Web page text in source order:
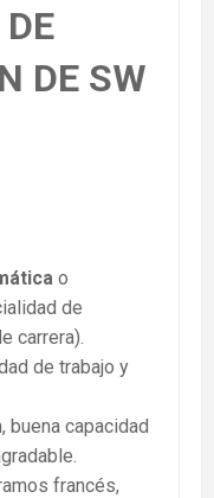
DE SW
o
de
carrera).
de trabajo y
buena capacidad
francés,